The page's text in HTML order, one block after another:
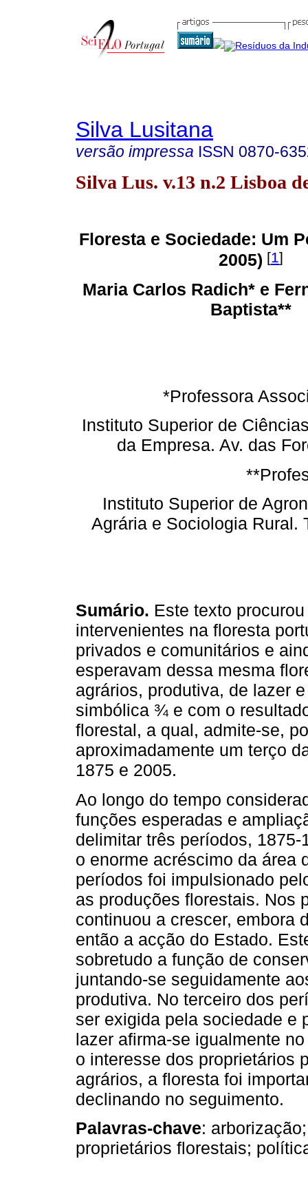
Silva Lusitana
versão impressa ISSN 0870-
Silva Lus. v.13 n.2 Lisboa
Floresta e Sociedade: Um
2005) [1]
Maria Carlos Radich* e
Baptista**
*Professora
Instituto Superior de
da Empresa. Av. das
Instituto Superior de
Agrária e Sociologia Rural.
Sumário. Este texto
intervenientes na floresta
privados e comunitários e
esperavam dessa mesma
agrários, produtiva, de lazer
simbólica ¾ e com o
florestal, a qual, admite-se,
aproximadamente um terço
1875 e 2005.
Ao longo do tempo
funções esperadas e
delimitar três períodos,
o enorme acréscimo da área
períodos foi impulsionado
as produções florestais. Nos
continuou a crescer, embora
então a acção do Estado.
sobretudo a função de
juntando-se seguidamente
produtiva. No terceiro dos
ser exigida pela sociedade e
lazer afirma-se igualmente
o interesse dos proprietários
agrários, a floresta foi
declinando no seguimento.
Palavras-chave:
proprietários florestais;